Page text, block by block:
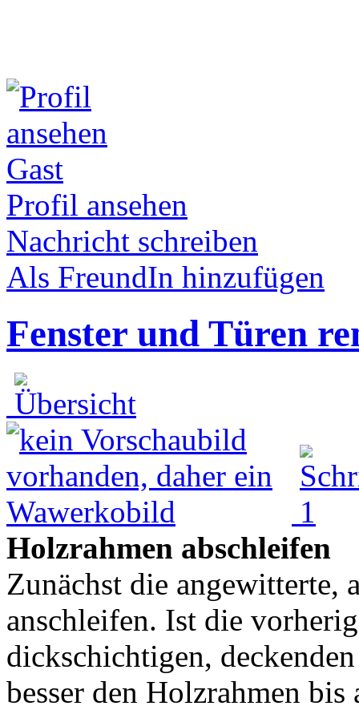
Gast
Profil ansehen
Nachricht schreiben
Als FreundIn hinzufügen
Fenster und Türen
Holzrahmen abschleifen
Zunächst die angewitterte,
anschleifen. Ist die
dickschichtigen,
besser den Holzrahmen bis